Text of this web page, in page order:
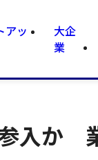
アッ
大企
業
入か